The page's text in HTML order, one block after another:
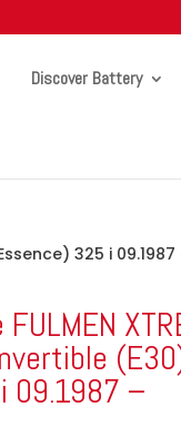
Discover Battery
325 i 09.1987
09.1987 –